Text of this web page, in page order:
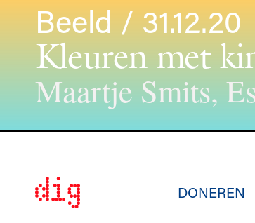
Beeld / 31.12.20
Kleuren met
Maartje Smits,
DONEREN